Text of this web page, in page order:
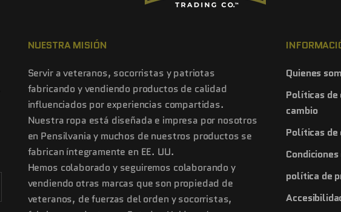
NUESTRA MISIÓN
Servir a veteranos, socorristas y patriotas
fabricando y vendiendo productos de calidad
influenciados por experiencias compartidas.
Nuestra ropa está diseñada e impresa por nosotros
en Pensilvania y muchos de nuestros productos se
fabrican íntegramente en EE. UU.
Hemos colaborado y seguiremos colaborando y
vendiendo otras marcas que son propiedad de
veteranos, de fuerzas del orden y socorristas,
Quienes
Políticas de
cambio
Políticas de
política de